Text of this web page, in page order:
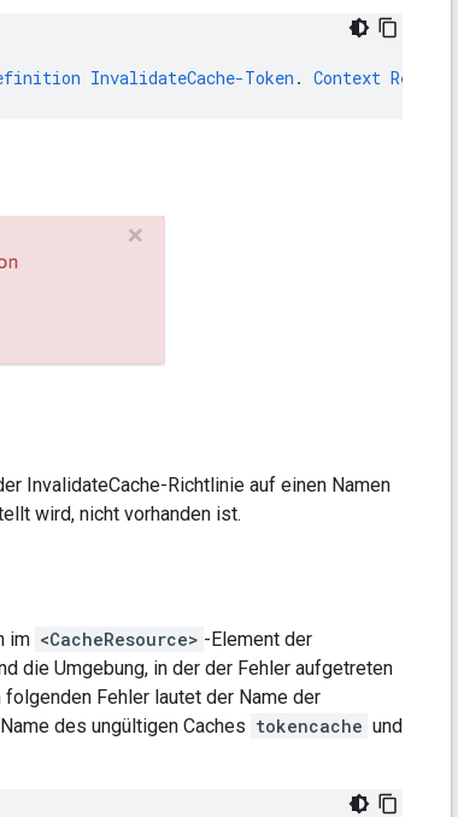
InvalidateCache-Token . Context Revision
InvalidateCache-Richtlinie auf einen Namen
wird, nicht vorhanden ist.
im <CacheResource> -Element der
die Umgebung, in der der Fehler aufgetreten
Fehler lautet der Name der
des ungültigen Caches tokencache und